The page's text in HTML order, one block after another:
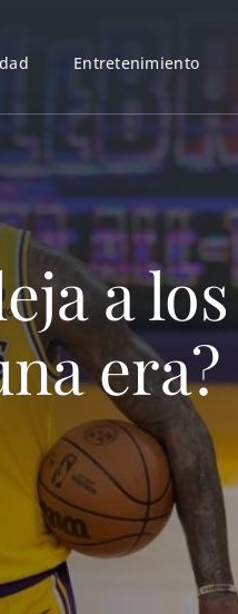
Entretenimiento
a
era?